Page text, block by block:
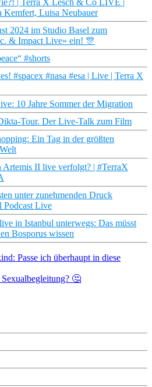
| Terra X Lesch & Co LIVE |
Kemfert, Luisa Neubauer
2024 im Studio Basel zum
& Impact Live» ein! 🎊
#shorts
#spacex #nasa #esa | Live | Terra X
10 Jahre Sommer der Migration
Tour. Der Live-Talk zum Film
Ein Tag in der größten
Artemis II live verfolgt? | #TerraX
unter zunehmenden Druck
Podcast Live
in Istanbul unterwegs: Das müsst
Bosporus wissen
Passe ich überhaupt in diese
Sexualbegleitung? 🤔